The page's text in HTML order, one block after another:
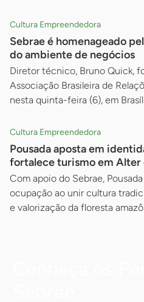
Cultura Empreendedora
Sebrae é homenageado
do ambiente de negócios
Diretor técnico, Bruno Quick,
Associação Brasileira de
nesta quinta-feira (6), em
Cultura Empreendedora
Pousada aposta em
fortalece turismo em Alter
Com apoio do Sebrae,
ocupação ao unir cultura
e valorização da floresta